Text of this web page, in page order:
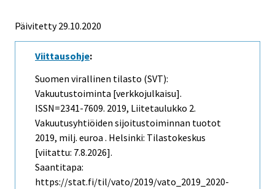
Päivitetty 29.10.2020
Viittausohje:
Suomen virallinen tilasto (SVT):
Vakuutustoiminta [verkkojulkaisu].
ISSN=2341-7609. 2019, Liitetaulukko 2.
Vakuutusyhtiöiden sijoitustoiminnan tuotot
2019, milj. euroa . Helsinki: Tilastokeskus
[viitattu: 7.8.2026].
Saantitapa:
https://stat.fi/til/vato/2019/vato_2019_2020-